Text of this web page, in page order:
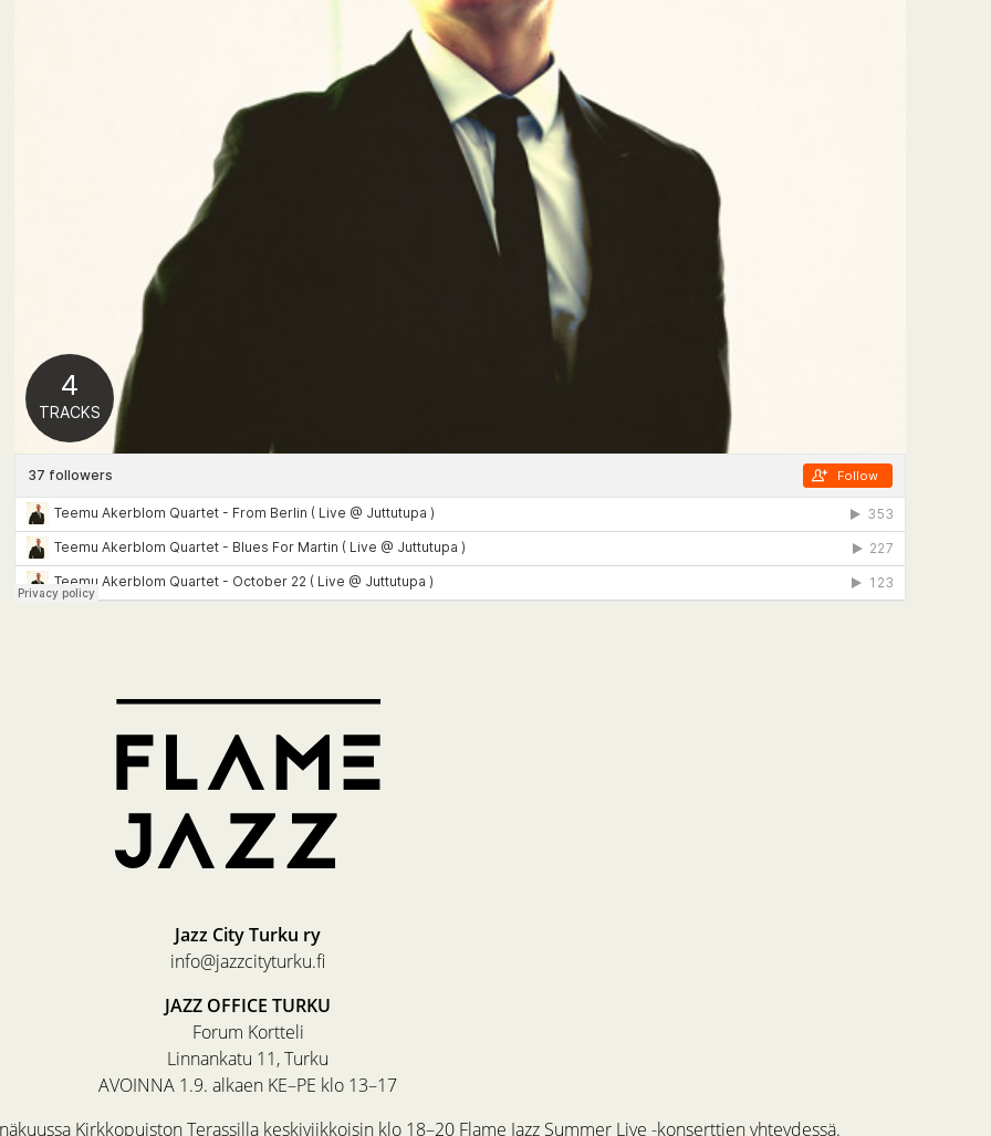
Jazz City Turku ry
info@jazzcityturku.fi
JAZZ OFFICE TURKU
Forum Kortteli
Linnankatu 11, Turku
AVOINNA 1.9. alkaen KE–PE klo 13–17
Kirkkopuiston Terassilla keskiviikkoisin klo 18–20 Flame Jazz Summer Live -konserttien yhteydessä.